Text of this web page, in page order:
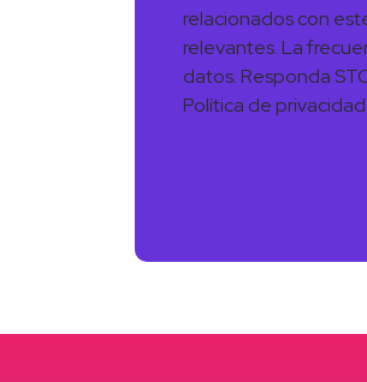
relacionados con
relevantes. La
datos. Responda
Política de